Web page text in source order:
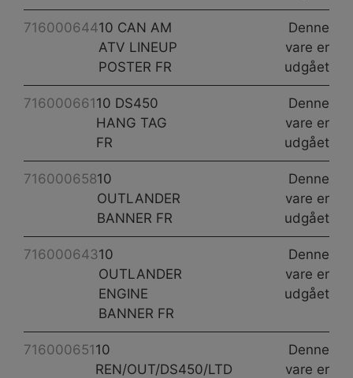
Denne
vare er
udgået
71600064410 CAN AM
ATV LINEUP
POSTER FR
Denne
vare er
udgået
716000661 10 DS450
HANG TAG
FR
Denne
vare er
udgået
71600065810
OUTLANDER
BANNER FR
Denne
vare er
udgået
71600064310
OUTLANDER
ENGINE
BANNER FR
Denne
vare er
716000651 10
REN/OUT/DS450/LTD